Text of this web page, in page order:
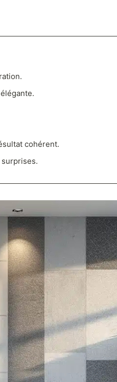
cohérent.